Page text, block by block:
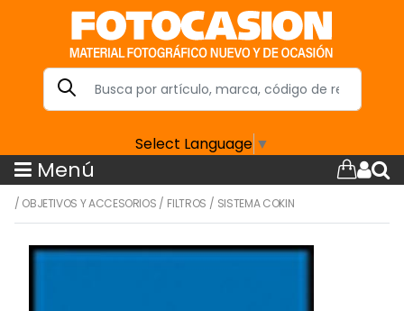
Select Language ▼
Menú
/ OBJETIVOS Y ACCESORIOS / FILTROS / SISTEMA COKIN